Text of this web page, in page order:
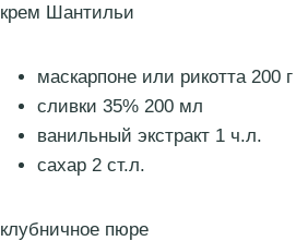
крем Шантильи
маскарпоне или рикотта 200 г
сливки 35% 200 мл
ванильный экстракт 1 ч.л.
сахар 2 ст.л.
клубничное пюре